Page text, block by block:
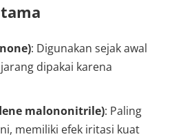
: Digunakan sejak awal
dipakai karena
malononitrile): Paling
memiliki efek iritasi kuat